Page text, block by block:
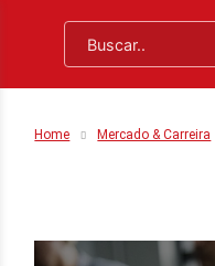
Home Mercado & Carreira